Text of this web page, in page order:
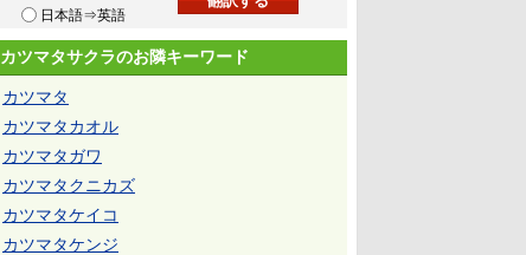
日本語⇒英語
カツマタサクラのお隣キーワード
カツマタ
カツマタカオル
カツマタガワ
カツマタクニカズ
カツマタケイコ
カツマタケンジ